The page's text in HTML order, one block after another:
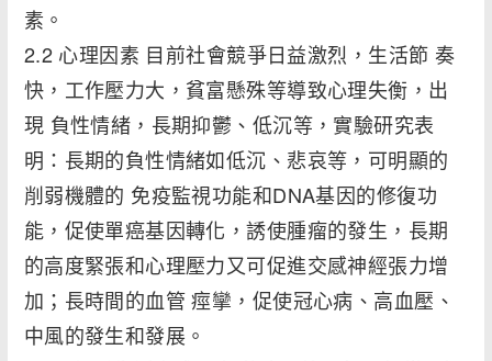
素。
2.2 心理因素 目前社會競爭日益激烈，生活節 奏
快，工作壓力大，貧富懸殊等導致心理失衡，出
現 負性情緒，長期抑鬱、低沉等，實驗研究表
明：長期的負性情緒如低沉、悲哀等，可明顯的
削弱機體的 免疫監視功能和DNA基因的修復功
能，促使單癌基因轉化，誘使腫瘤的發生，長期
的高度緊張和心理壓力又可促進交感神經張力增
加；長時間的血管 痙攣，促使冠心病、高血壓、
中風的發生和發展。